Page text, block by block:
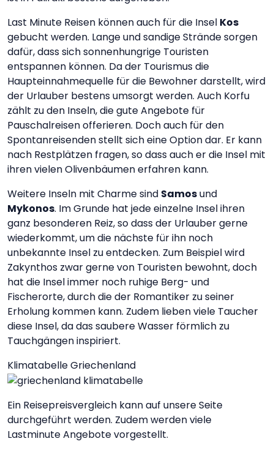
Last Minute Reisen können auch für die Insel Kos
gebucht werden. Lange und sandige Strände sorgen
dafür, dass sich sonnenhungrige Touristen
entspannen können. Da der Tourismus die
Haupteinnahmequelle für die Bewohner darstellt, wird
der Urlauber bestens umsorgt werden. Auch Korfu
zählt zu den Inseln, die gute Angebote für
Pauschalreisen offerieren. Doch auch für den
Spontanreisenden stellt sich eine Option dar. Er kann
nach Restplätzen fragen, so dass auch er die Insel mit
ihren vielen Olivenbäumen erfahren kann.
Weitere Inseln mit Charme sind Samosund
Mykonos. Im Grunde hat jede einzelne Insel ihren
ganz besonderen Reiz, so dass der Urlauber gerne
wiederkommt, um die nächste für ihn noch
unbekannte Insel zu entdecken. Zum Beispiel wird
Zakynthos zwar gerne von Touristen bewohnt, doch
hat die Insel immer noch ruhige Berg- und
Fischerorte, durch die der Romantiker zu seiner
Erholung kommen kann. Zudem lieben viele Taucher
diese Insel, da das saubere Wasser förmlich zu
Tauchgängen inspiriert.
Klimatabelle Griechenland
Ein Reisepreisvergleich kann auf unsere Seite
durchgeführt werden. Zudem werden viele
Lastminute Angebote vorgestellt.